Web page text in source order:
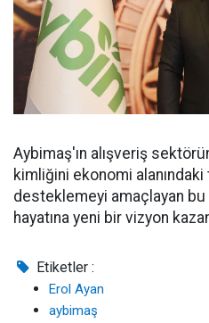
Aybimaş'ın alışveriş
kimliğini ekonomi
desteklemeyi amaçlayan bu
hayatına yeni bir vizyon
Etiketler :
Erol Ayan
aybimaş